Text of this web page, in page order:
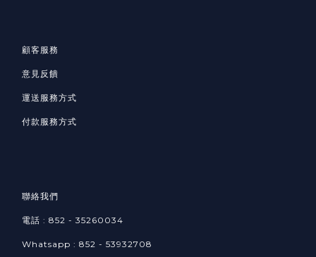
顧客服務
意見反饋
運送服務方式
付款服務方式
聯絡我們
電話 : 852 - 35260034
Whatsapp : 852 - 53932708​